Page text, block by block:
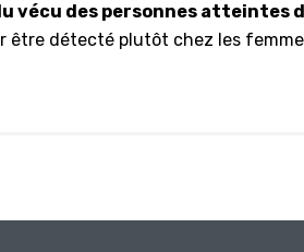
vécu des personnes atteintes
être détecté plutôt chez les